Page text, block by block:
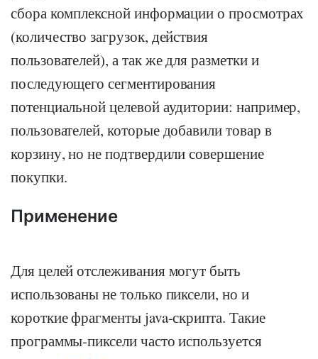
сбора комплексной информации о просмотрах
(количество загрузок, действия
пользователей), а так же для разметки и
последующего сегментирования
потенциальной целевой аудитории: например,
пользователей, которые добавили товар в
корзину, но не подтвердили совершение
покупки.
Применение
Для целей отслеживания могут быть
использованы не только пиксели, но и
короткие фрагменты java-скрипта. Такие
программы-пиксели часто используется